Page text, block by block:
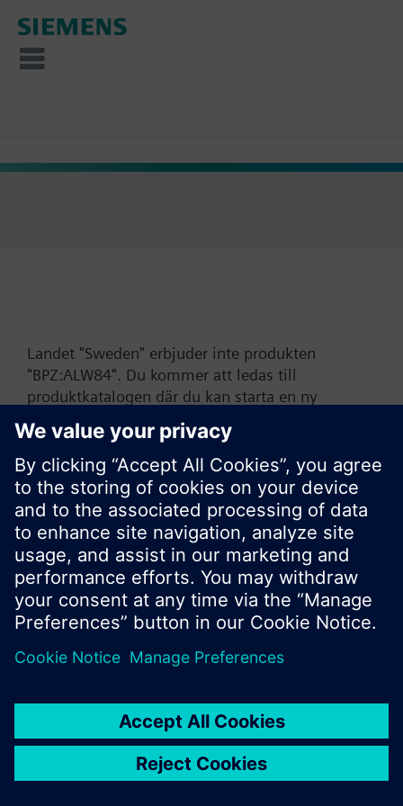
Landet "Sweden" erbjuder inte produkten
"BPZ:ALW84". Du kommer att ledas till
produktkatalogen där du kan starta en ny
sökning eller bläddra igenom Siemens stora
produktutbud.
OK